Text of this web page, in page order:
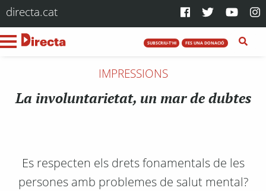
directa.cat
SUBSCRIU-T'HI FES UNA DONACIÓ
IMPRESSIONS
La involuntarietat, un mar de dubtes
Es respecten els drets fonamentals de les
persones amb problemes de salut mental?